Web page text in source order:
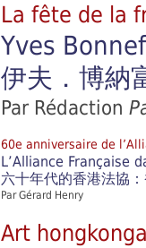
La fête de la
Yves
伊夫．博納
Par Rédaction
60e anniversaire de
L’Alliance Française
六十年代的香港法協
ParGérard Henry
Art